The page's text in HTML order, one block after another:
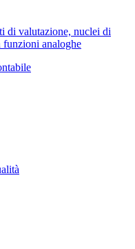
di valutazione, nuclei di
funzioni analoghe